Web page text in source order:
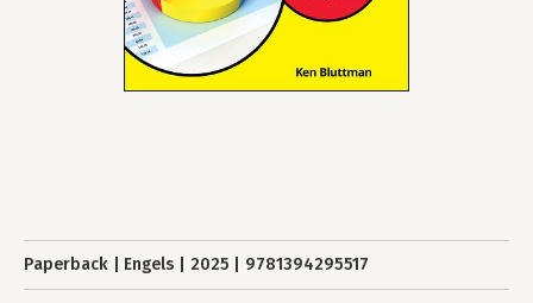
Paperback Engels 2025 9781394295517